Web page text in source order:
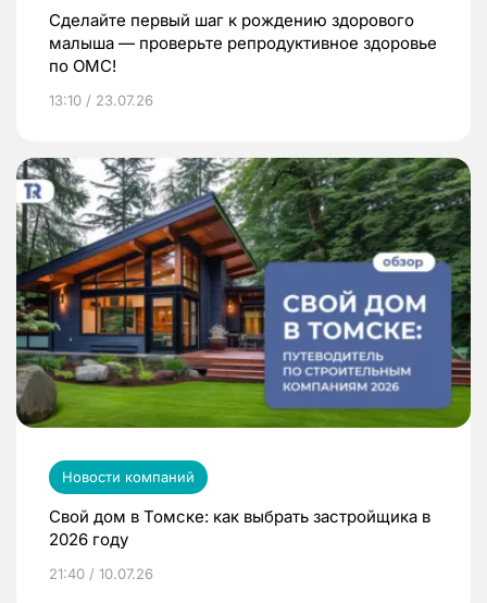
Сделайте первый шаг к рождению здорового
малыша — проверьте репродуктивное здоровье
по ОМС!
13:10 / 23.07.26
Новости компаний
Свой дом в Томске: как выбрать застройщика в
2026 году
21:40 / 10.07.26